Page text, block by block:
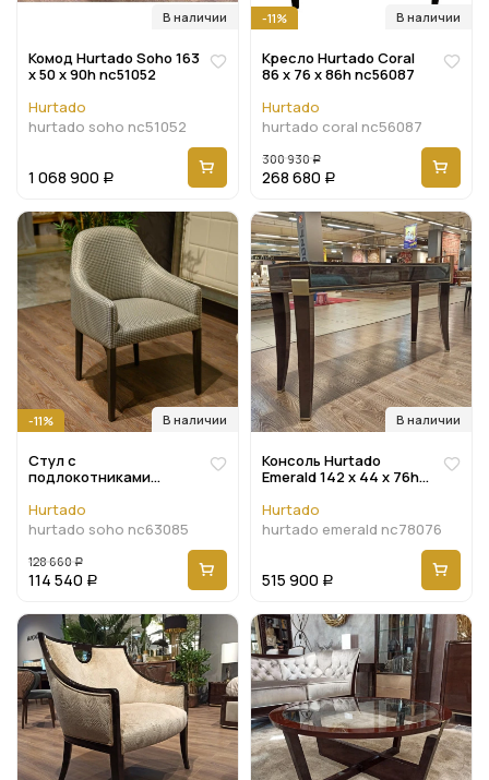
В наличии
Комод Hurtado Soho 163
x 50 x 90h nc51052
Hurtado
hurtado soho nc51052
1 068 900 Р
В наличии
-11%
Кресло Hurtado Coral
86 x 76 x 86h nc56087
Hurtado
hurtado coral nc56087
300 930 Р
268 680 Р
В наличии
-11%
Стул с
подлокотниками
91h nc63085
Hurtado
hurtado soho nc63085
128 660 Р
114 540 Р
В наличии
Консоль Hurtado
Emerald 142 x 44 x 76h
Hurtado
hurtado emerald nc78076
515 900 Р